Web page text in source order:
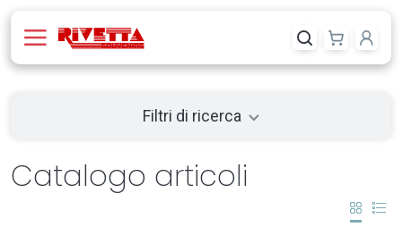
Filtri di ricerca
Catalogo articoli